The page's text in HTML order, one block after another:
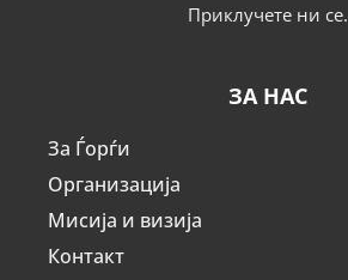
Приклучете ни се.
ЗА НАС
За Ѓорѓи
Организација
Мисија и визија
Контакт